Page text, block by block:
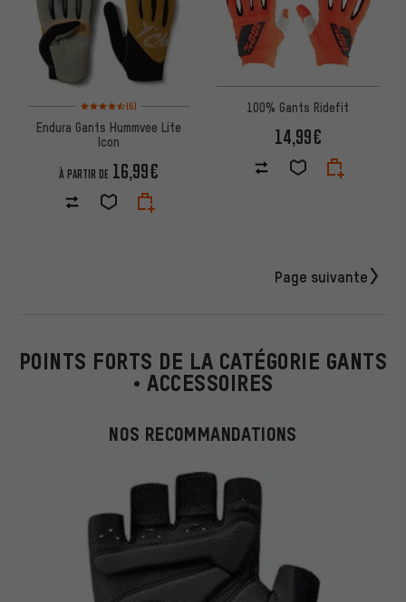
Note moyenne : 4,5 sur 5 d'après 6 avis
(6)
Endura Gants Hummvee Lite
Icon
À PARTIR DE 16,99€
100% Gants Ridefit
14,99€
Page suivante
POINTS FORTS DE LA CATÉGORIE GANTS
• ACCESSOIRES
NOS RECOMMANDATIONS